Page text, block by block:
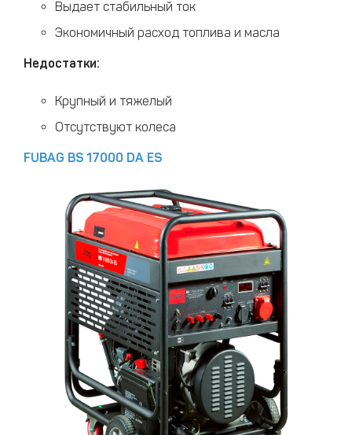
Выдает стабильный ток
Экономичный расход топлива и масла
Недостатки:
Крупный и тяжелый
Отсутствуют колеса
FUBAG BS 17000 DA ES